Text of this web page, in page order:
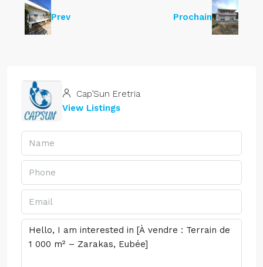
Prev Prochain
Cap’Sun Eretria
View Listings